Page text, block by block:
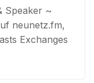
Speaker ~
neunetz.fm,
Exchanges